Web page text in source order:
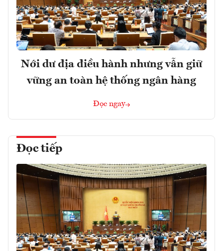
Nới dư địa điều hành nhưng vẫn giữ
vững an toàn hệ thống ngân hàng
Đọc ngay
Đọc tiếp